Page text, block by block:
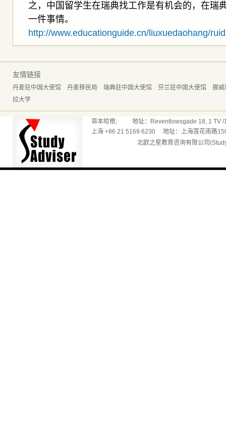
之，中国留学生在瑞典找工作是有机会的，在瑞
一件事情。
http://www.educationguide.cn/liuxuedaohang/
友情链接
丹麦驻中国大使馆 丹麦移民局 瑞典驻中国大使馆 芬兰驻中国大使馆
挪威
拉大学
哥本哈根; 地址：Reventlowsgade 18, 1 TV /
上海 +86 21 5169 6230 地址：上海莲花南路
北欧之星教育咨询有限公司